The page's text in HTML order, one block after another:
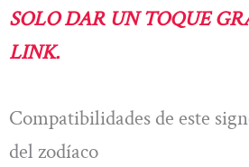
SOLO DAR UN TOQUE
LINK.
Compatibilidades de este
del zodíaco